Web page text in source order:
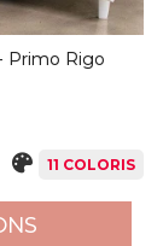
Primo Rigo
11 COLORIS